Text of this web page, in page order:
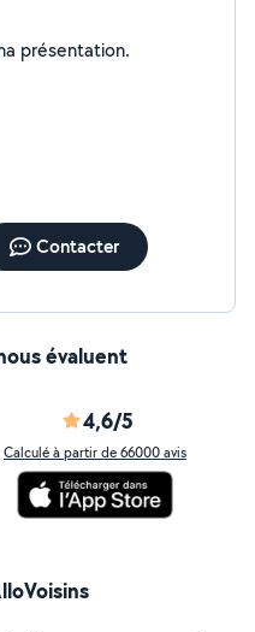
Je n'ai pas encore renseigné ma présentation.
Contacter
évaluent
4,6/5
Calculé à partir de 66000 avis